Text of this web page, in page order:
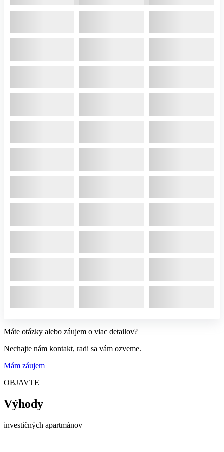
Máte otázky alebo záujem o viac detailov?
Nechajte nám kontakt, radi sa vám ozveme.
Mám záujem
OBJAVTE
Výhody
investičných apartmánov